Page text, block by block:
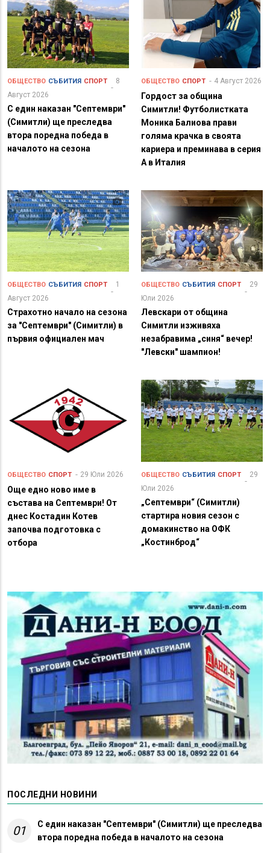
ОБЩЕСТВО СЪБИТИЯ СПОРТ
8
Август 2026
С един наказан "Септември"
(Симитли) ще преследва
втора поредна победа в
началото на сезона
ОБЩЕСТВО СПОРТ 4 Август 2026
Гордост за община
Симитли! Футболистката
Моника Балиова прави
голяма крачка в своята
кариера и преминава в серия
А в Италия
ОБЩЕСТВО СЪБИТИЯ СПОРТ
1
Август 2026
Страхотно начало на сезона
за "Септември" (Симитли) в
първия официален мач
ОБЩЕСТВО СЪБИТИЯ СПОРТ
29
Юли 2026
Левскари от община
Симитли изживяха
незабравима „синя“ вечер!
"Левски" шампион!
ОБЩЕСТВО СПОРТ 29 Юли 2026
Още едно ново име в
състава на Септември! От
днес Костадин Котев
започва подготовка с
отбора
ОБЩЕСТВО СЪБИТИЯ СПОРТ
29
Юли 2026
„Септември“ (Симитли)
стартира новия сезон с
домакинство на ОФК
„Костинброд“
ПОСЛЕДНИ НОВИНИ
01
С един наказан "Септември" (Симитли) ще преследва
втора поредна победа в началото на сезона